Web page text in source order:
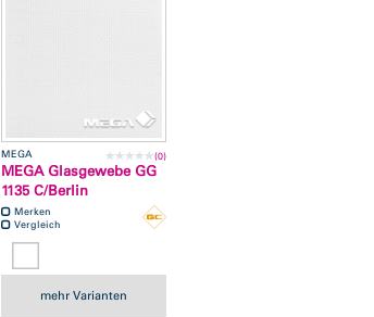
MEGA (0)
MEGA Glasgewebe GG
1135 C/Berlin
Merken
Vergleich
mehr Varianten